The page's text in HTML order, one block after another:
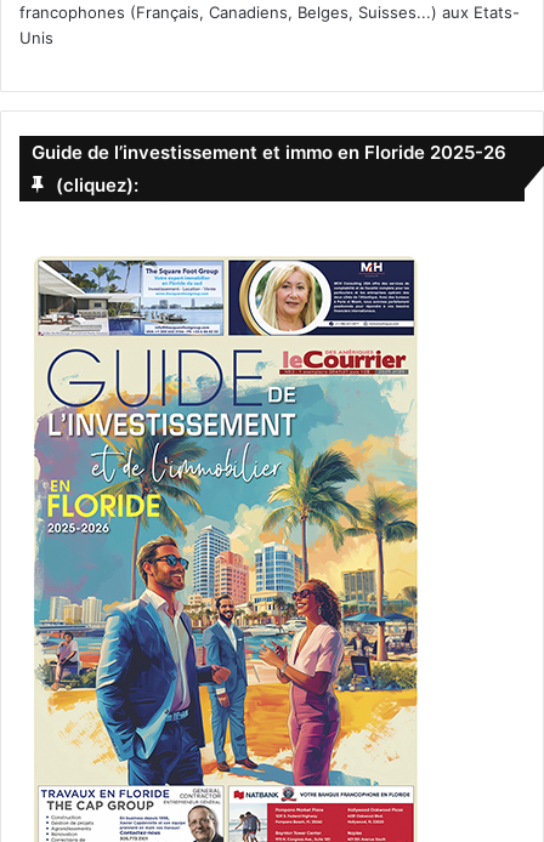
francophones (Français, Canadiens, Belges, Suisses...) aux Etats-
Unis
Guide de l’investissement et immo en Floride 2025-26
(cliquez):